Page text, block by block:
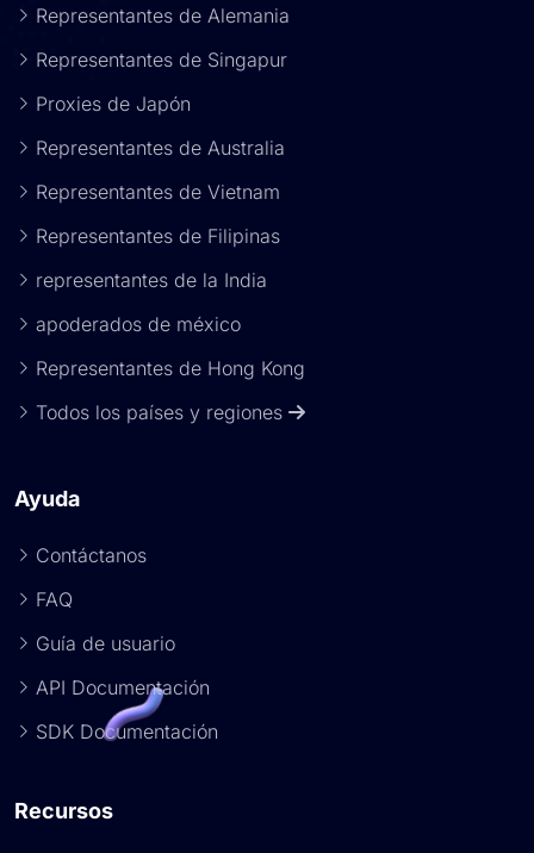
Representantes de Alemania
Representantes de Singapur
Proxies de Japón
Representantes de Australia
Representantes de Vietnam
Representantes de Filipinas
representantes de la India
apoderados de méxico
Representantes de Hong Kong
Todos los países y regiones
Ayuda
Contáctanos
FAQ
Guía de usuario
API Documentación
SDK Documentación
Recursos